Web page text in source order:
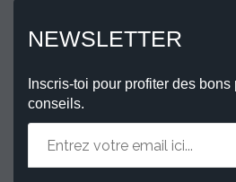
NEWSLETTER
Inscris-toi pour profiter des
conseils.